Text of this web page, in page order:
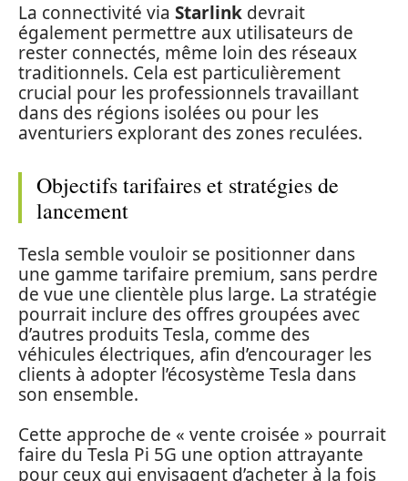
La connectivité via Starlink devrait
également permettre aux utilisateurs de
rester connectés, même loin des réseaux
traditionnels. Cela est particulièrement
crucial pour les professionnels travaillant
dans des régions isolées ou pour les
aventuriers explorant des zones reculées.
Objectifs tarifaires et stratégies de
lancement
Tesla semble vouloir se positionner dans
une gamme tarifaire premium, sans perdre
de vue une clientèle plus large. La stratégie
pourrait inclure des offres groupées avec
d’autres produits Tesla, comme des
véhicules électriques, afin d’encourager les
clients à adopter l’écosystème Tesla dans
son ensemble.
Cette approche de « vente croisée » pourrait
faire du Tesla Pi 5G une option attrayante
pour ceux qui envisagent d’acheter à la fois